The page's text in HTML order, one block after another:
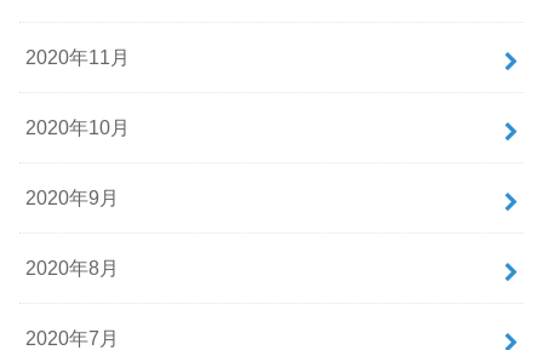
2020年11月
2020年10月
2020年9月
2020年8月
2020年7月